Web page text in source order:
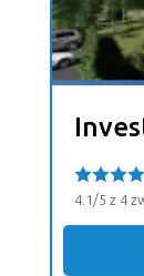
4.1/5 z 4